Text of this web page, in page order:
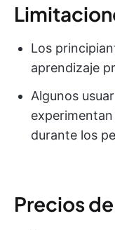
Los
aprendizaje
Algunos
durante los
Precios